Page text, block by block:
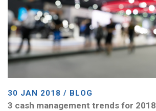
30 JAN 2018 / BLOG
3 cash management trends for 2018